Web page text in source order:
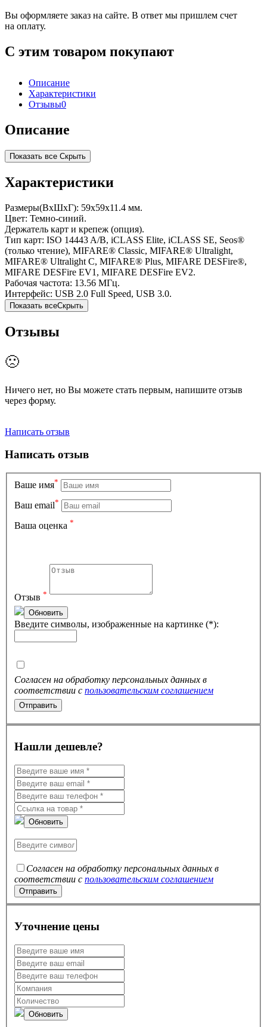
Вы оформляете заказ на сайте. В ответ мы пришлем счет
на оплату.
С этим товаром покупают
Описание
Характеристики
Отзывы0
Описание
Показать все Скрыть
Характеристики
Размеры(ВхШхГ): 59x59x11.4 мм.
Цвет: Темно-синий.
Держатель карт и крепеж (опция).
Тип карт: ISO 14443 A/B, iCLASS Elite, iCLASS SE, Seos®
(только чтение), MIFARE® Classic, MIFARE® Ultralight,
MIFARE® Ultralight C, MIFARE® Plus, MIFARE DESFire®,
MIFARE DESFire EV1, MIFARE DESFire EV2.
Рабочая частота: 13.56 МГц.
Интерфейс: USB 2.0 Full Speed, USB 3.0.
Показать всеСкрыть
Отзывы
🙁
Ничего нет, но Вы можете стать первым, напишите отзыв
через форму.
Написать отзыв
Написать отзыв
Вашe имя*
Ваш email*
Ваша оценка *
Отзыв *
Обновить
Введите символы, изображенные на картинке (*):
Согласен на обработку персональных данных в
соответствии с пользовательским соглашением
Нашли дешевле?
Обновить
Согласен на обработку персональных данных в
соответствии с пользовательским соглашением
Уточнение цены
Обновить